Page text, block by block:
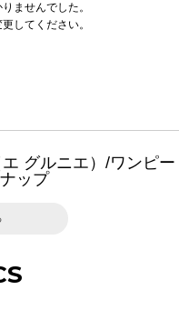
ませんでした。
してください。
グルニエ）/ワンピー
ップ